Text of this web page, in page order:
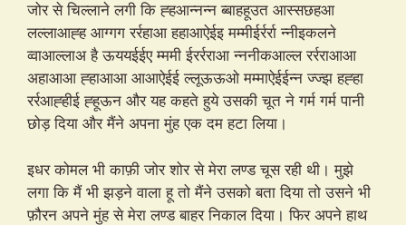
जोर से चिल्लाने लगी कि ह्हआन्नन्न ब्बाहहूउत आस्सछहआ
लल्लाआह्ह आग्गग रर्रहाआ हहाआऐईइ मम्मीईर्रर्रा न्नीइकलने
व्वाआल्लाअ है ऊययईईए म्ममी ईरर्रराआ न्ननीकआल्ल रर्रराआआ
अहाआआ ह्हाआआ आआऐईई ल्लूऊऊओ मम्माऐईईन्न ज्ज्झ हह्हा
रर्रआह्हीई ह्हूऊन और यह कहते हुये उसकी चूत ने गर्म गर्म पानी
छोड़ दिया और मैंने अपना मुंह एक दम हटा लिया।
इधर कोमल भी काफ़ी जोर शोर से मेरा लण्ड चूस रही थी। मुझे
लगा कि मैं भी झड़ने वाला हू तो मैंने उसको बता दिया तो उसने भी
फ़ौरन अपने मुंह से मेरा लण्ड बाहर निकाल दिया। फिर अपने हाथ